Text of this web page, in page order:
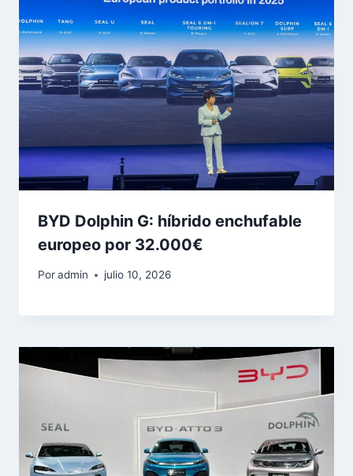
BYD Dolphin G: híbrido enchufable
europeo por 32.000€
Poradmin julio 10, 2026